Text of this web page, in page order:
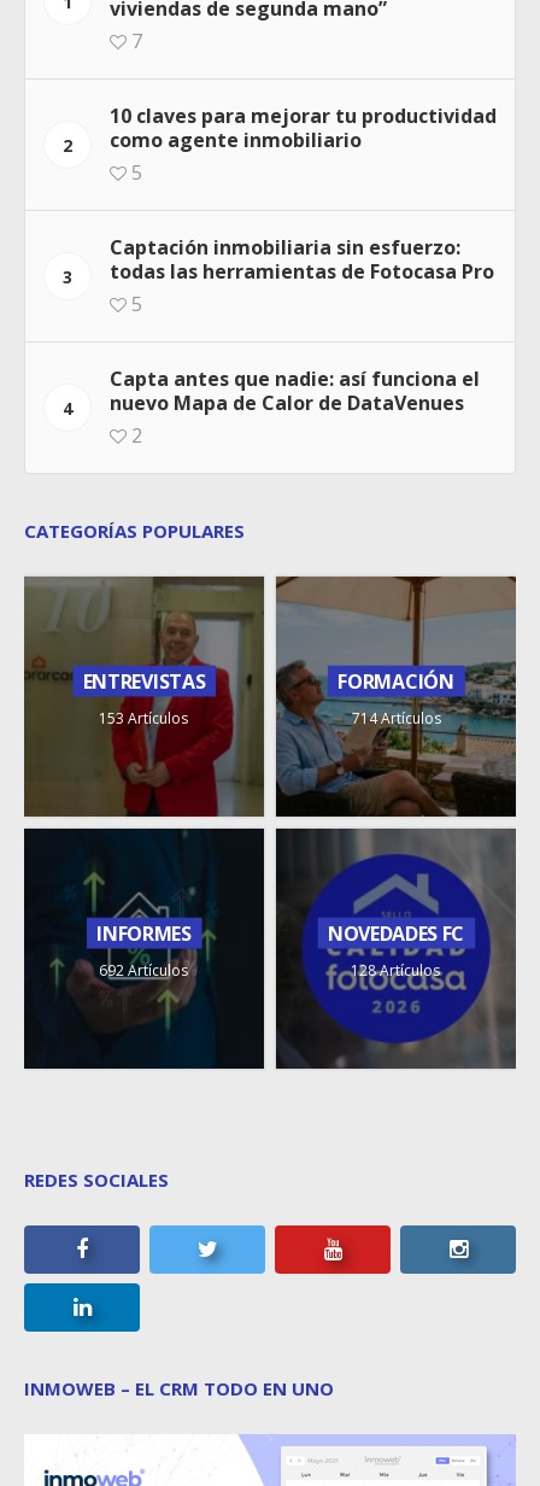
viviendas de segunda mano”
7
2
10 claves para mejorar tu productividad
como agente inmobiliario
5
3
Captación inmobiliaria sin esfuerzo:
todas las herramientas de Fotocasa Pro
5
4
Capta antes que nadie: así funciona el
nuevo Mapa de Calor de DataVenues
2
CATEGORÍAS POPULARES
ENTREVISTAS
153 Artículos
FORMACIÓN
714 Artículos
INFORMES
692 Artículos
NOVEDADES FC
128 Artículos
REDES SOCIALES
INMOWEB – EL CRM TODO EN UNO